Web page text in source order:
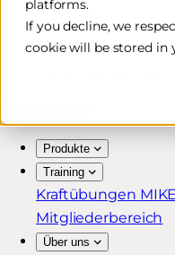
platforms.
If you decline, we
cookie will be stored in
Kostenlose &
30 Tage
Produkte
Training
Kraftübungen
Mitgliederbereich
Über uns